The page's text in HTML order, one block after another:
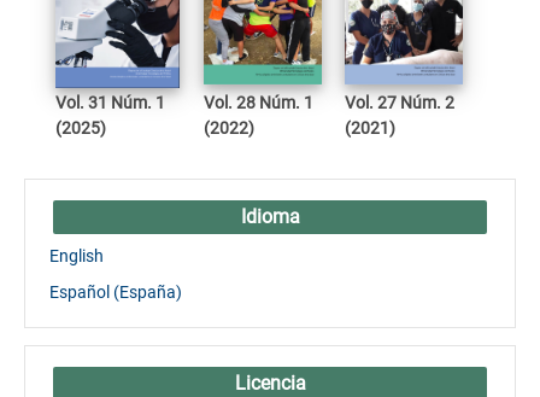
Vol. 31 Núm. 1
(2025)
Vol. 28 Núm. 1
(2022)
Vol. 27 Núm. 2
(2021)
Idioma
English
Español (España)
Licencia